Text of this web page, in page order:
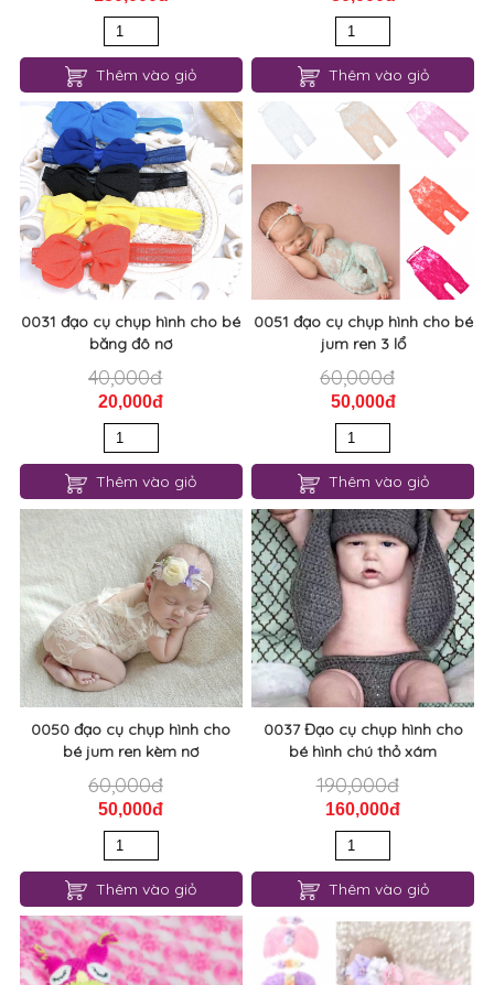
Thêm vào giỏ Thêm vào giỏ
0031 đạo cụ chụp hình cho bé
băng đô nơ
40,000đ
20,000đ
Thêm vào giỏ
0051 đạo cụ chụp hình cho bé
jum ren 3 lổ
60,000đ
50,000đ
Thêm vào giỏ
0050 đạo cụ chụp hình cho
bé jum ren kèm nơ
60,000đ
50,000đ
Thêm vào giỏ
0037 Đạo cụ chụp hình cho
bé hình chú thỏ xám
190,000đ
160,000đ
Thêm vào giỏ